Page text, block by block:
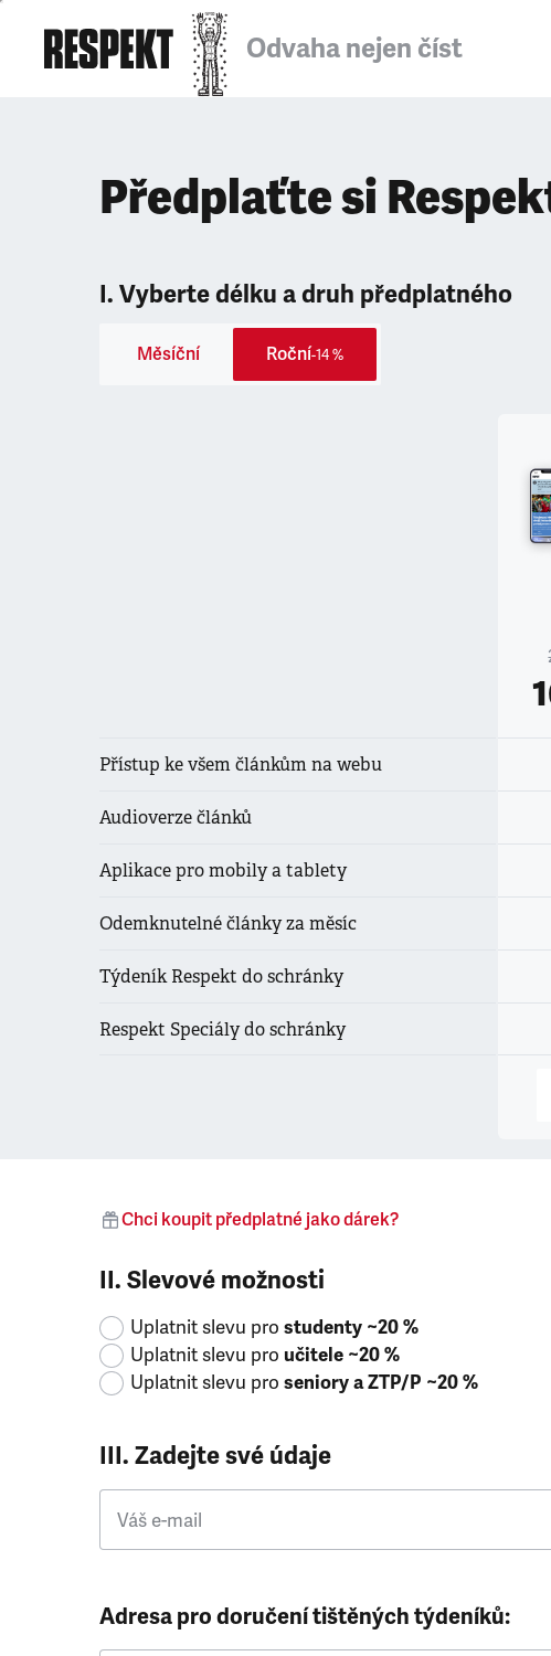
Odvaha nejen číst
Předplaťte si
I. Vyberte délku a druh předplatného
Měsíční Roční-14 %
Přístup ke všem článkům na webu
Audioverze článků
Aplikace pro mobily a tablety
Odemknutelné články za měsíc
Týdeník Respekt do schránky
Respekt Speciály do schránky
Chci koupit předplatné jako dárek?
II. Slevové možnosti
Uplatnit slevu pro studenty ~20 %
Uplatnit slevu pro učitele ~20 %
Uplatnit slevu pro seniory a ZTP/P ~20 %
III. Zadejte své údaje
Váš e-mail
Adresa pro doručení tištěných týdeníků: